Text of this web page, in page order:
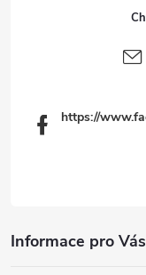
https://
Informace pro Vás